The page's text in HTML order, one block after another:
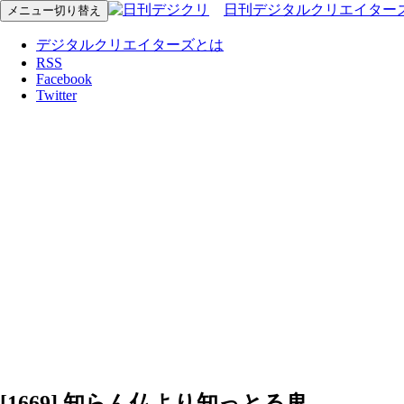
メニュー切り替え 日刊デジタルクリエイター
デジタルクリエイターズとは
RSS
Facebook
Twitter